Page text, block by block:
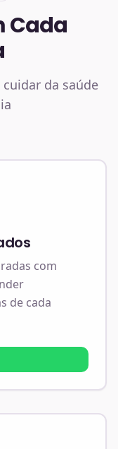
Cada
da saúde
com
de cada